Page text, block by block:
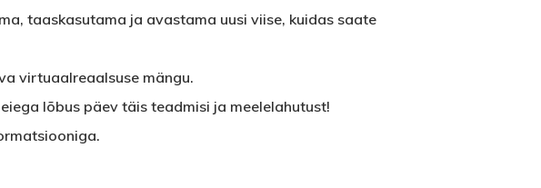
taaskasutama ja avastama uusi viise, kuidas saate
virtuaalreaalsuse mängu.
lõbus päev täis teadmisi ja meelelahutust!